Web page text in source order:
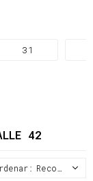
31
42
Recomendados